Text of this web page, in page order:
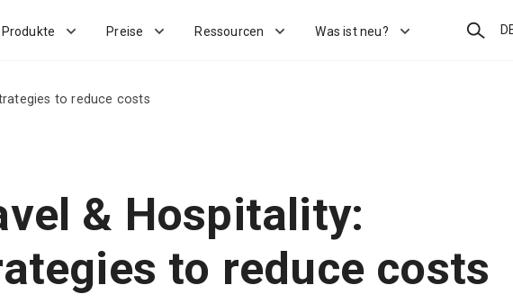
Produkte Preise Ressourcen Was ist neu? Suchen
to reduce costs
& Hospitality:
to reduce costs